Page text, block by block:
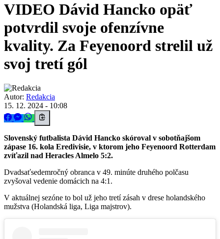
VIDEO Dávid Hancko opäť
potvrdil svoje ofenzívne
kvality. Za Feyenoord strelil už
svoj tretí gól
Autor: Redakcia
15. 12. 2024 - 10:08
Slovenský futbalista Dávid Hancko skóroval v sobotňajšom
zápase 16. kola Eredivisie, v ktorom jeho Feyenoord Rotterdam
zvíťazil nad Heracles Almelo 5:2.
Dvadsaťsedemročný obranca v 49. minúte druhého polčasu
zvyšoval vedenie domácich na 4:1.
V aktuálnej sezóne to bol už jeho tretí zásah v drese holandského
mužstva (Holandská liga, Liga majstrov).